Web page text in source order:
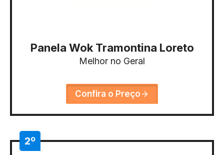
Panela Wok Tramontina Loreto
Melhor no Geral
Confira o Preço
2º